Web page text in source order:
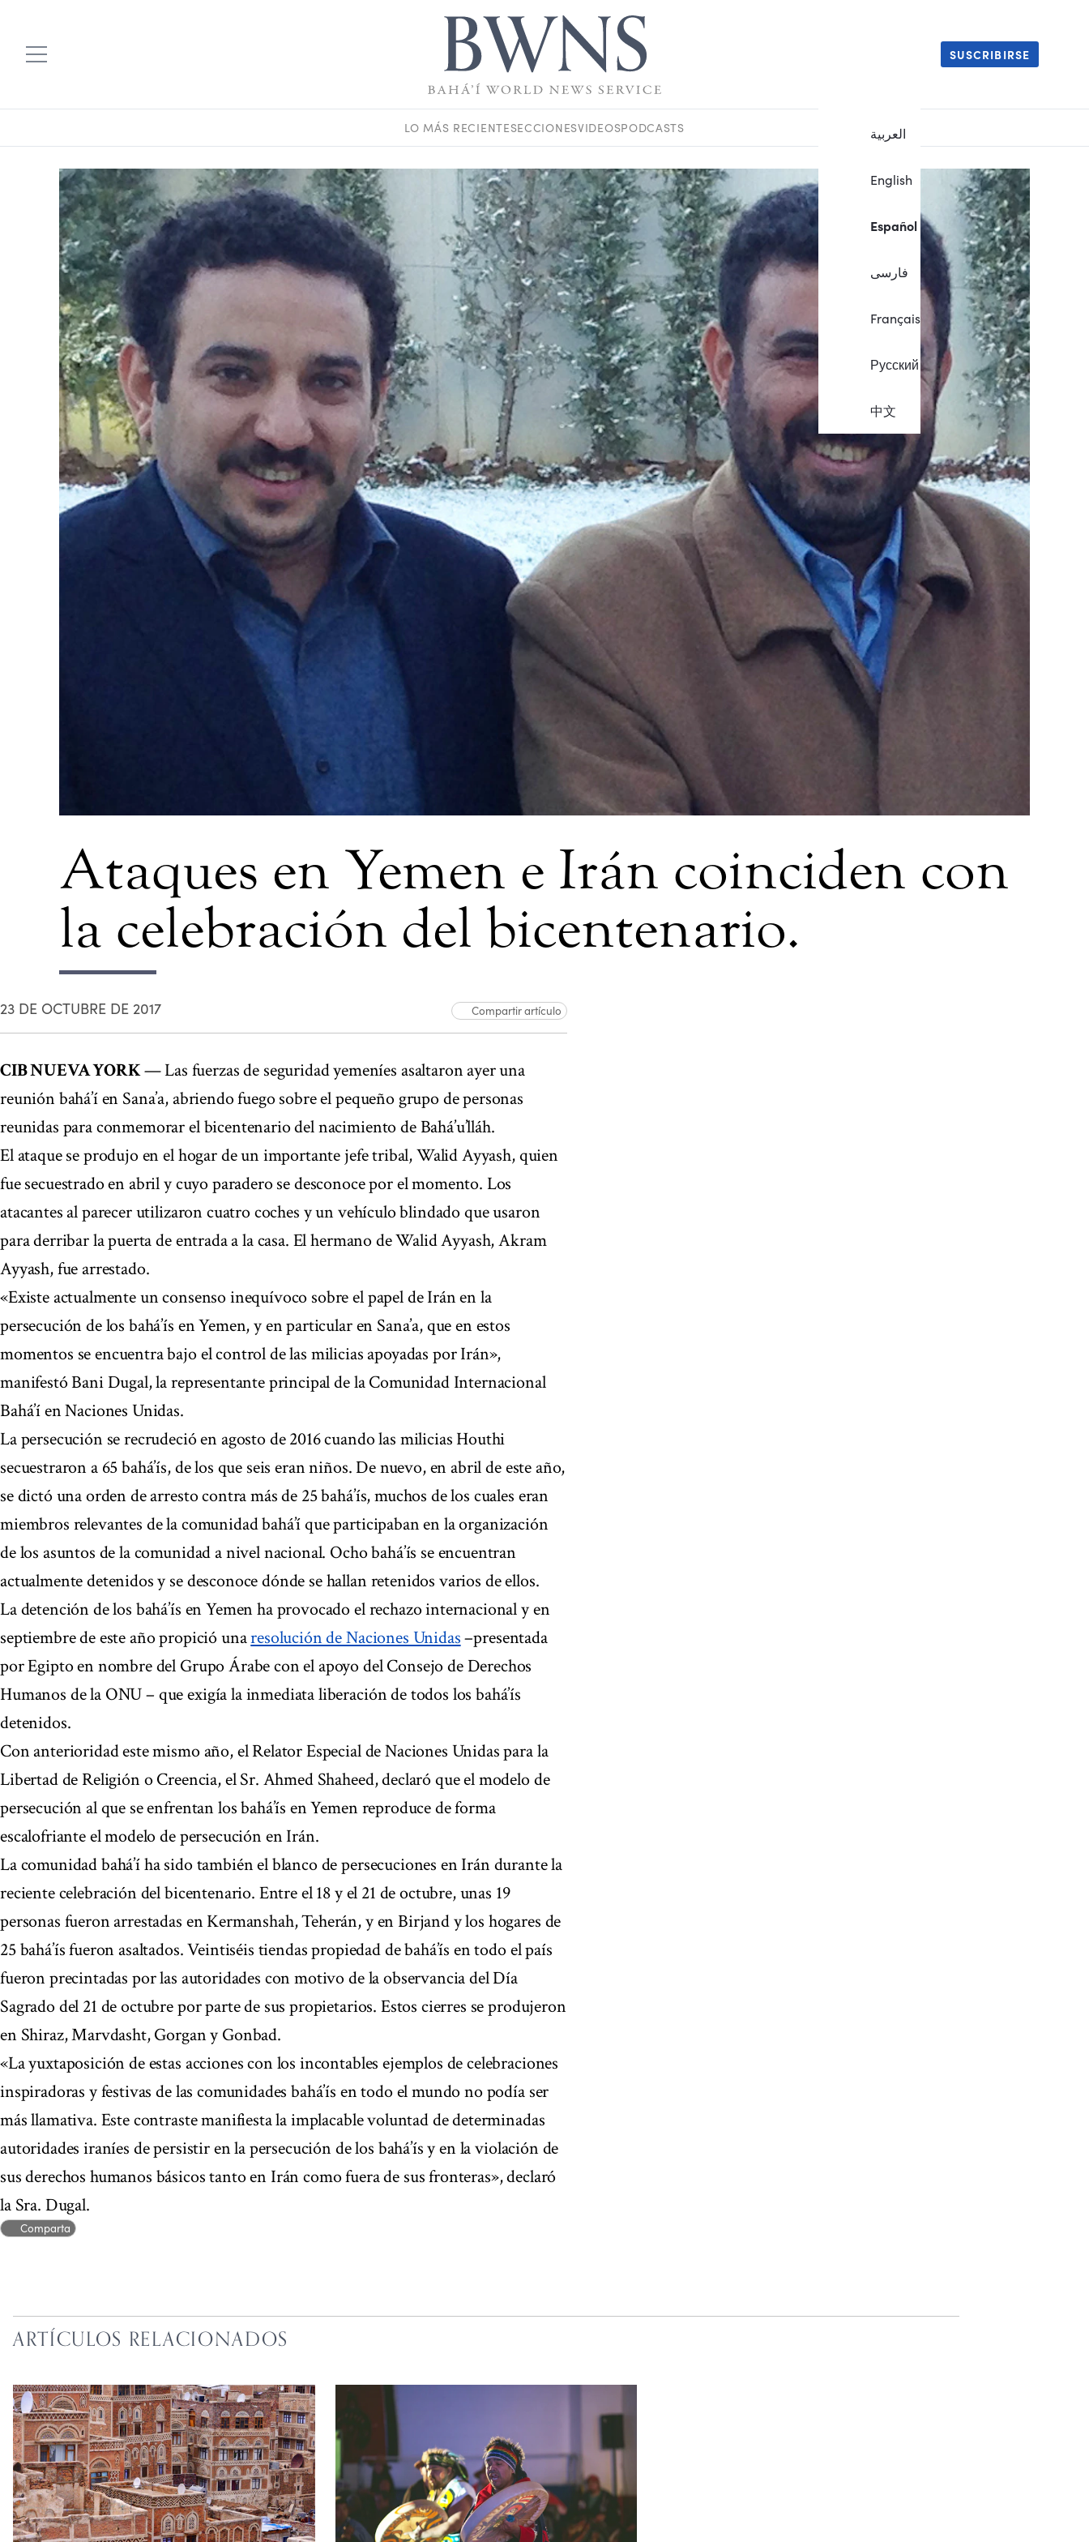
العربية
English
Español
فارسی
Français
Русский
中文
SUSCRIBIRSE
LO MÁS RECIENTESECCIONESVIDEOSPODCASTS
Ataques en Yemen e Irán coinciden con
la celebración del bicentenario.
23 DE OCTUBRE DE 2017 Compartir artículo
CIB NUEVA YORK— Las fuerzas de seguridad yemeníes asaltaron ayer una
reunión bahá’í en Sana’a, abriendo fuego sobre el pequeño grupo de personas
reunidas para conmemorar el bicentenario del nacimiento de Bahá’u’lláh.
El ataque se produjo en el hogar de un importante jefe tribal, Walid Ayyash, quien
fue secuestrado en abril y cuyo paradero se desconoce por el momento. Los
atacantes al parecer utilizaron cuatro coches y un vehículo blindado que usaron
para derribar la puerta de entrada a la casa. El hermano de Walid Ayyash, Akram
Ayyash, fue arrestado.
«Existe actualmente un consenso inequívoco sobre el papel de Irán en la
persecución de los bahá’ís en Yemen, y en particular en Sana’a, que en estos
momentos se encuentra bajo el control de las milicias apoyadas por Irán»,
manifestó Bani Dugal, la representante principal de la Comunidad Internacional
Bahá’í en Naciones Unidas.
La persecución se recrudeció en agosto de 2016 cuando las milicias Houthi
secuestraron a 65 bahá’ís, de los que seis eran niños. De nuevo, en abril de este año,
se dictó una orden de arresto contra más de 25 bahá’ís, muchos de los cuales eran
miembros relevantes de la comunidad bahá’í que participaban en la organización
de los asuntos de la comunidad a nivel nacional. Ocho bahá’ís se encuentran
actualmente detenidos y se desconoce dónde se hallan retenidos varios de ellos.
La detención de los bahá’ís en Yemen ha provocado el rechazo internacional y en
septiembre de este año propició unaresolución de Naciones Unidas–presentada
por Egipto en nombre del Grupo Árabe con el apoyo del Consejo de Derechos
Humanos de la ONU – que exigía la inmediata liberación de todos los bahá’ís
detenidos.
Con anterioridad este mismo año, el Relator Especial de Naciones Unidas para la
Libertad de Religión o Creencia, el Sr. Ahmed Shaheed, declaró que el modelo de
persecución al que se enfrentan los bahá’ís en Yemen reproduce de forma
escalofriante el modelo de persecución en Irán.
La comunidad bahá’í ha sido también el blanco de persecuciones en Irán durante la
reciente celebración del bicentenario. Entre el 18 y el 21 de octubre, unas 19
personas fueron arrestadas en Kermanshah, Teherán, y en Birjand y los hogares de
25 bahá’ís fueron asaltados. Veintiséis tiendas propiedad de bahá’ís en todo el país
fueron precintadas por las autoridades con motivo de la observancia del Día
Sagrado del 21 de octubre por parte de sus propietarios. Estos cierres se produjeron
en Shiraz, Marvdasht, Gorgan y Gonbad.
«La yuxtaposición de estas acciones con los incontables ejemplos de celebraciones
inspiradoras y festivas de las comunidades bahá’ís en todo el mundo no podía ser
más llamativa. Este contraste manifiesta la implacable voluntad de determinadas
autoridades iraníes de persistir en la persecución de los bahá’ís y en la violación de
sus derechos humanos básicos tanto en Irán como fuera de sus fronteras», declaró
la Sra. Dugal.
Comparta
ARTÍCULOS RELACIONADOS